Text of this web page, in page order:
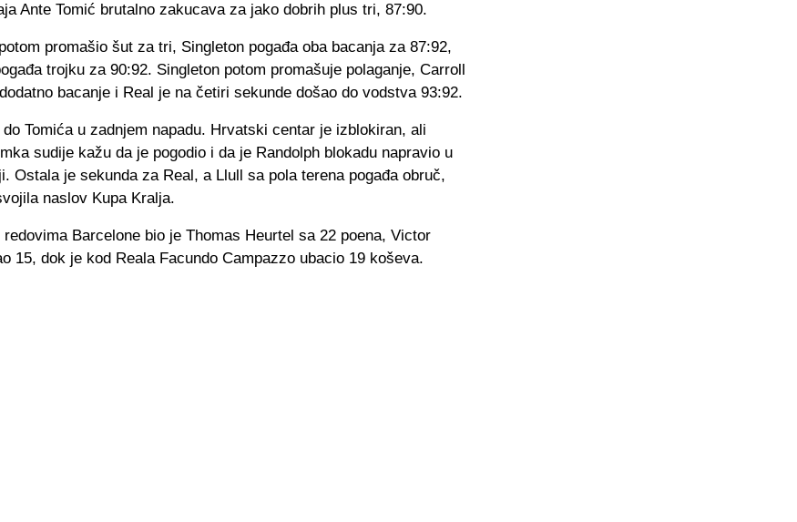
Ante Tomić brutalno zakucava za jako dobrih plus tri, 87:90.
promašio šut za tri, Singleton pogađa oba bacanja za 87:92,
trojku za 90:92. Singleton potom promašuje polaganje, Carroll
bacanje i Real je na četiri sekunde došao do vodstva 93:92.
Tomića u zadnjem napadu. Hrvatski centar je izblokiran, ali
sudije kažu da je pogodio i da je Randolph blokadu napravio u
Ostala je sekunda za Real, a Llull sa pola terena pogađa obruč,
naslov Kupa Kralja.
Barcelone bio je Thomas Heurtel sa 22 poena, Victor
15, dok je kod Reala Facundo Campazzo ubacio 19 koševa.